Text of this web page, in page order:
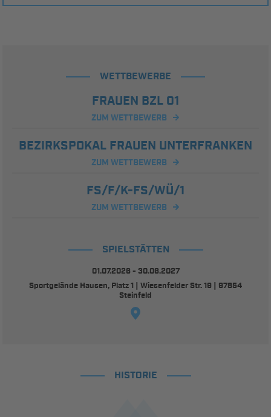
WETTBEWERBE
FRAUEN BZL 01
ZUM WETTBEWERB
BEZIRKSPOKAL FRAUEN UNTERFRANKEN
ZUM WETTBEWERB
FS/F/K-FS/WÜ/1
ZUM WETTBEWERB
SPIELSTÄTTEN
01.07.2026 - 30.06.2027
Sportgelände Hausen, Platz 1 | Wiesenfelder Str. 19 | 97854
Steinfeld
HISTORIE